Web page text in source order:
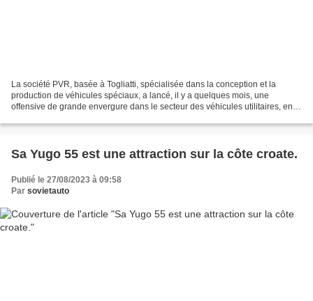
La société PVR, basée à Togliatti, spécialisée dans la conception et la
production de véhicules spéciaux, a lancé, il y a quelques mois, une
offensive de grande envergure dans le secteur des véhicules utilitaires, en
Sa Yugo 55 est une attraction sur la côte croate.
Publié le 27/08/2023 à 09:58
Par sovietauto